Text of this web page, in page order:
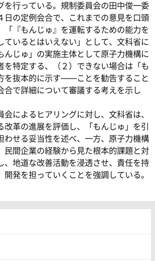
を行っている。規制委員会の田中俊一委
日の定例会合で、これまでの意見を口頭
「『もんじゅ』を運転するための能力を
ているとはいえない」として、文科省に
んじゅ」の実施主体として原子力機構に
を特定する、（２）できない場合は「も
を抜本的に示す――ことを勧告すること
合で詳細について審議する考えを示し
によるヒアリングに対し、文科省は、
改革の進展を評価し、「もんじゅ」を引
わせる妥当性を述べ、一方、原子力機構
民間企業の経験から見た根本的課題と対
、地道な改善活動を浸透させ、責任を持
開発を担っていくことを強調している。